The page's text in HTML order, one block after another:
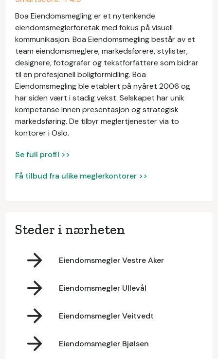
Boa Eiendomsmegling er et nytenkende
eiendomsmeglerforetak med fokus på visuell
kommunikasjon. Boa Eiendomsmegling består av et
team eiendomsmeglere, markedsførere, stylister,
designere, fotografer og tekstforfattere som bidrar
til en profesjonell boligformidling. Boa
Eiendomsmegling ble etablert på nyåret 2006 og
har siden vært i stadig vekst. Selskapet har unik
kompetanse innen presentasjon og strategisk
markedsføring. De tilbyr meglertjenester via to
kontorer i Oslo.
Se full profil >>
Få tilbud fra ulike meglerkontorer >>
Steder i nærheten
Eiendomsmegler Vestre Aker
Eiendomsmegler Ullevål
Eiendomsmegler Veitvedt
Eiendomsmegler Bjølsen